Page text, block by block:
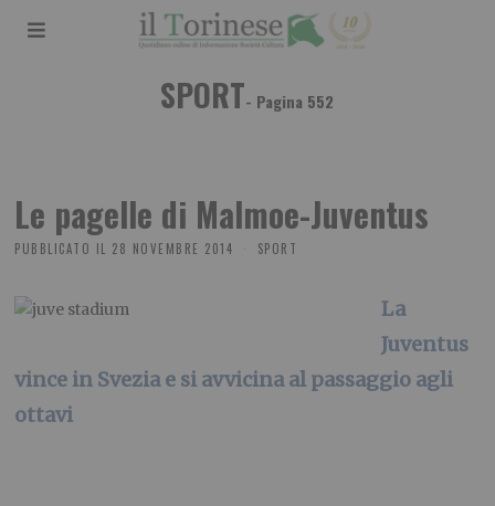
SPORT- Pagina 552
Le pagelle di Malmoe-Juventus
PUBBLICATO IL 28 NOVEMBRE 2014 SPORT
La
Juventus
vince in Svezia e si avvicina al passaggio agli
ottavi